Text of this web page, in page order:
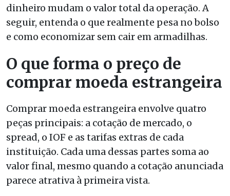
dinheiro mudam o valor total da operação. A
seguir, entenda o que realmente pesa no bolso
e como economizar sem cair em armadilhas.
O que forma o preço de
comprar moeda estrangeira
Comprar moeda estrangeira envolve quatro
peças principais: a cotação de mercado, o
spread, o IOF e as tarifas extras de cada
instituição. Cada uma dessas partes soma ao
valor final, mesmo quando a cotação anunciada
parece atrativa à primeira vista.